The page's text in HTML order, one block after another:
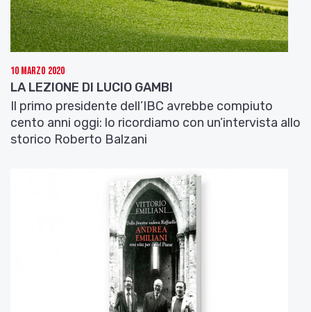
10 Marzo 2020
LA LEZIONE DI LUCIO GAMBI
Il primo presidente dell’IBC avrebbe compiuto
cento anni oggi: lo ricordiamo con un’intervista allo
storico Roberto Balzani